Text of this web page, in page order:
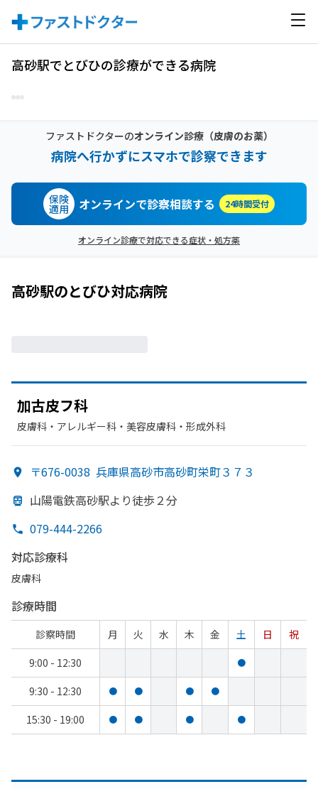
高砂駅でとびひの診療ができる病院
ファストドクターのオンライン診療（皮膚のお薬）
病院へ行かずにスマホで診察できます
保険
適用 オンラインで診察相談する 24時間受付
オンライン診療で対応できる症状・処方薬
高砂駅のとびひ対応病院
加古皮フ科
皮膚科・​アレルギー科・​美容皮膚科・​形成外科
〒676-0038 兵庫県高砂市高砂町栄町３７３
山陽電鉄高砂駅より徒歩２分
079-444-2266
対応診療科
皮膚科
診療時間
診察時間 月 火 水 木 金 土 日
祝
9:00 - 12:30
●
9:30 - 12:30 ● ● ● ●
15:30 - 19:00 ● ● ● ●